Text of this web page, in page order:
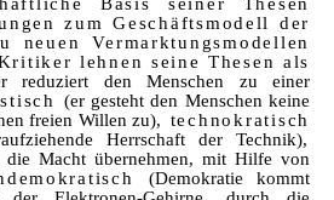
zum Geschäftsmodell der
neuen Vermarktungsmodellen
lehnen seine Thesen als
reduziert den Menschen zu einer
(er gesteht den Menschen keine
freien Willen zu), technokratisch
Herrschaft der Technik),
Macht übernehmen, mit Hilfe von
(Demokratie kommt